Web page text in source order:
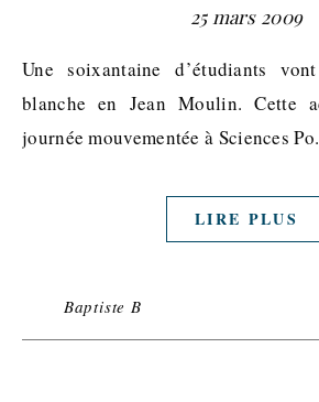
25 mars 2009
Une soixantaine d’étudiants vont passer une nuit
blanche en Jean Moulin. Cette
journée mouvementée à Sciences Po.
LIRE PLUS
Baptiste B